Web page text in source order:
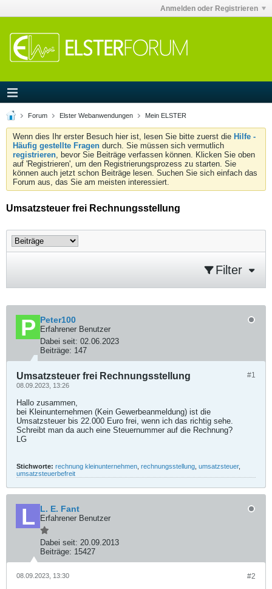
Anmelden oder Registrieren
Forum Elster Webanwendungen Mein ELSTER
Wenn dies Ihr erster Besuch hier ist, lesen Sie bitte zuerst die Hilfe -
Häufig gestellte Fragen durch. Sie müssen sich vermutlich
registrieren, bevor Sie Beiträge verfassen können. Klicken Sie oben
auf 'Registrieren', um den Registrierungsprozess zu starten. Sie
können auch jetzt schon Beiträge lesen. Suchen Sie sich einfach das
Forum aus, das Sie am meisten interessiert.
Umsatzsteuer frei Rechnungsstellung
Filter
Peter100
Erfahrener Benutzer
Dabei seit: 02.06.2023
Beiträge: 147
#1
Umsatzsteuer frei Rechnungsstellung
08.09.2023, 13:26
Hallo zusammen,
bei Kleinunternehmen (Kein Gewerbeanmeldung) ist die
Umsatzsteuer bis 22.000 Euro frei, wenn ich das richtig sehe.
Schreibt man da auch eine Steuernummer auf die Rechnung?
LG
Stichworte: rechnung kleinunternehmen rechnungsstellung umsatzsteuer,
umsatzsteuerbefreit
L. E. Fant
Erfahrener Benutzer
Dabei seit: 20.09.2013
Beiträge: 15427
#2
08.09.2023, 13:30